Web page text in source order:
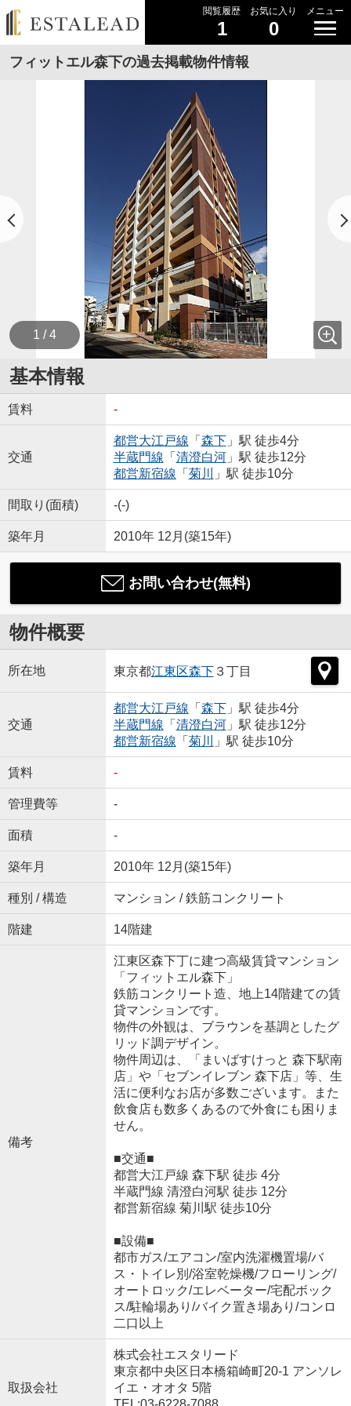
閲覧履歴
1
お気に入り
0
メニュー
フィットエル森下の過去掲載物件情報
1 / 4
基本情報
賃料 -
交通
都営大江戸線 「 森下」駅 徒歩4分
半蔵門線 「 清澄白河」駅 徒歩12分
都営新宿線 「 菊川 」駅 徒歩10分
間取り(面積) -(-)
築年月 2010年 12月(築15年)
お問い合わせ(無料)
物件概要
所在地 東京都江東区森下３丁目
交通
都営大江戸線 「 森下」駅 徒歩4分
半蔵門線 「 清澄白河」駅 徒歩12分
都営新宿線 「 菊川 」駅 徒歩10分
賃料 -
管理費等 -
面積 -
築年月 2010年 12月(築15年)
種別 / 構造 マンション / 鉄筋コンクリート
階建 14階建
備考
江東区森下丁に建つ高級賃貸マンション
「フィットエル森下」
鉄筋コンクリート造、地上14階建ての賃
貸マンションです。
物件の外観は、ブラウンを基調としたグ
リッド調デザイン。
物件周辺は、「まいばすけっと 森下駅南
店」や「セブンイレブン 森下店」等、生
活に便利なお店が多数ございます。また
飲食店も数多くあるので外食にも困りま
せん。
■交通■
都営大江戸線 森下駅 徒歩 4分
半蔵門線 清澄白河駅 徒歩 12分
都営新宿線 菊川駅 徒歩10分
■設備■
都市ガス/エアコン/室内洗濯機置場/バ
ス・トイレ別/浴室乾燥機/フローリング/
オートロック/エレベーター/宅配ボック
ス/駐輪場あり/バイク置き場あり/コンロ
二口以上
取扱会社
株式会社エスタリード
東京都中央区日本橋箱崎町20-1 アンソレ
イエ・オオタ 5階